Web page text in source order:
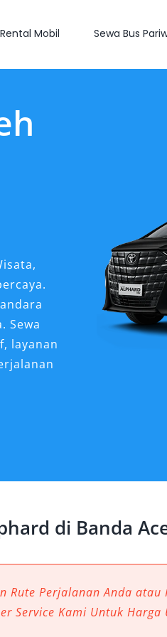
Rental Mobil Sewa Bus
Sewa
layanan
di Banda
Perjalanan Anda
Service Kami Untuk Harga